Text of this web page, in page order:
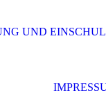
UND